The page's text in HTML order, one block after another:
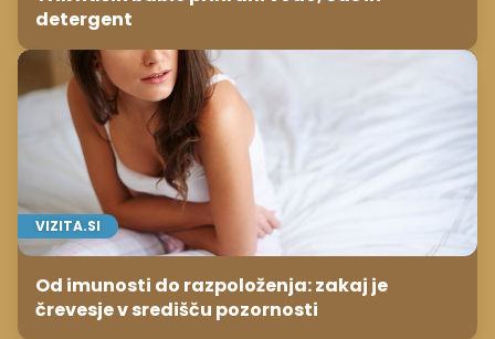
detergent
VIZITA.SI
Od imunosti do razpoloženja: zakaj je
črevesje v središču pozornosti